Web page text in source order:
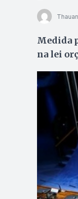
Medida
na lei